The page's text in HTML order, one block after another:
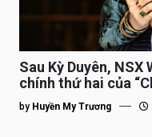
Sau Kỳ Duyên,
chính thứ hai của
by Huyền My Trương